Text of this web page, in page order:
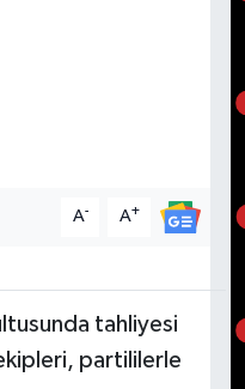
A- A+
tahliyesi
partililerle